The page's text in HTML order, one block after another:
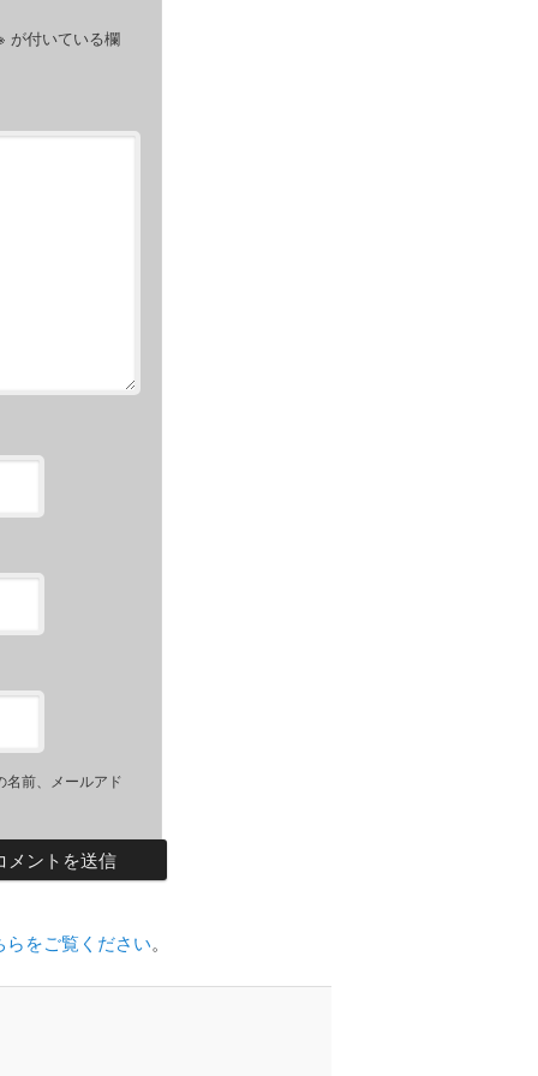
が付いている欄
名前、メールアド
をご覧ください。